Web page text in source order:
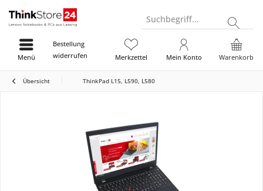
Suchbegriff...
Bestellung
widerrufen
Warenkorb
Merkzettel Mein Konto
Menü
Übersicht ThinkPad L15, L590, L580